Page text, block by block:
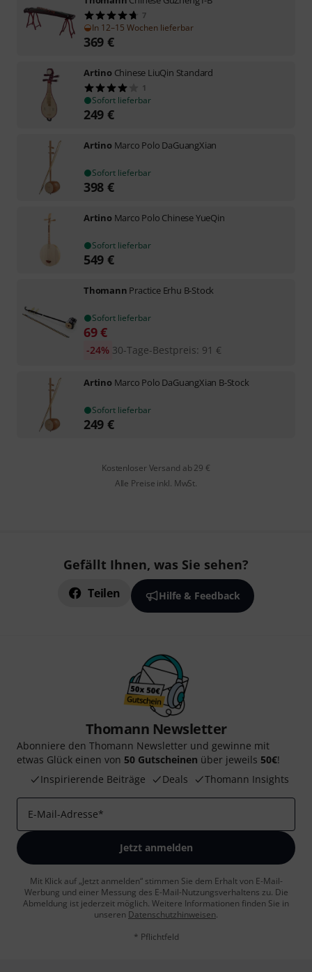
7
In 12–15 Wochen lieferbar
369 €
Artino Chinese LiuQin Standard
1
Sofort lieferbar
249 €
Artino Marco Polo DaGuangXian
Sofort lieferbar
398 €
Artino Marco Polo Chinese YueQin
Sofort lieferbar
549 €
Thomann Practice Erhu B-Stock
Sofort lieferbar
69€
30-Tage-Bestpreis: 91 €
-24%
Artino Marco Polo DaGuangXian B-Stock
Sofort lieferbar
249 €
Kostenloser Versand ab 29 €
Alle Preise inkl. MwSt.
Gefällt Ihnen, was Sie sehen?
Teilen Hilfe & Feedback
Thomann Newsletter
Abonniere den Thomann Newsletter und gewinne mit
etwas Glück einen von 50 Gutscheinen über jeweils 50€!
Inspirierende Beiträge
Deals Thomann Insights
E-Mail-Adresse*
Jetzt anmelden
Mit Klick auf „Jetzt anmelden“ stimmen Sie dem Erhalt von E-Mail-
Werbung und einer Messung des E-Mail-Nutzungsverhaltens zu. Die
Abmeldung ist jederzeit möglich. Weitere Informationen finden Sie in
unseren Datenschutzhinweisen.
* Pflichtfeld